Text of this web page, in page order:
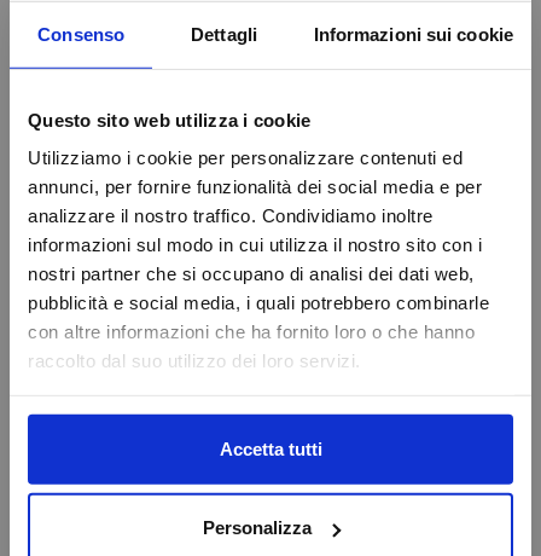
Consenso Dettagli Informazioni sui cookie
Questo sito web utilizza i cookie
Utilizziamo i cookie per personalizzare contenuti ed
annunci, per fornire funzionalità dei social media e per
analizzare il nostro traffico. Condividiamo inoltre
informazioni sul modo in cui utilizza il nostro sito con i
nostri partner che si occupano di analisi dei dati web,
pubblicità e social media, i quali potrebbero combinarle
con altre informazioni che ha fornito loro o che hanno
raccolto dal suo utilizzo dei loro servizi.
Accetta tutti
Personalizza
Attenzione
Caricamento veicoli non riuscito